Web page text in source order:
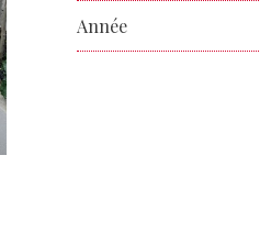
Année